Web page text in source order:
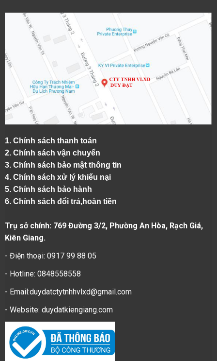
1. Chính sách thanh toán
2. Chính sách vận chuyển
3. Chính sách bảo mật thông tin
4. Chính sách xử lý khiếu nại
5. Chính sách bảo hành
6. Chính sách đổi trả,hoàn tiền
Trụ sở chính: 769 Đường 3/2, Phường An Hòa, Rạch Giá,
Kiên Giang.
- Điện thoại: 0917 99 88 05
- Hotline: 0848558558
- Email:duydatctytnhhvlxd@gmail.com
- Website: duydatkiengiang.com